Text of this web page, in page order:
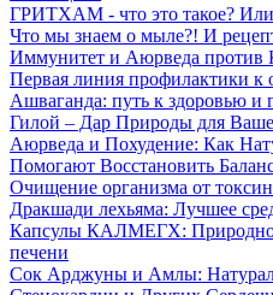
ГРИТХАМ - что это такое? Или
Что мы знаем о мыле?! И
Иммунитет и Аюрведа против
Первая линия профилактики к
Ашваганда: путь к здоровью и
Гилой – Дар Природы для
Аюрведа и Похудение: Как
Помогают Восстановить
Очищение организма от
Дракшади лехьяма: Лучшее
Капсулы КАЛМЕГХ:
печени
Сок Арджуны и Амлы: